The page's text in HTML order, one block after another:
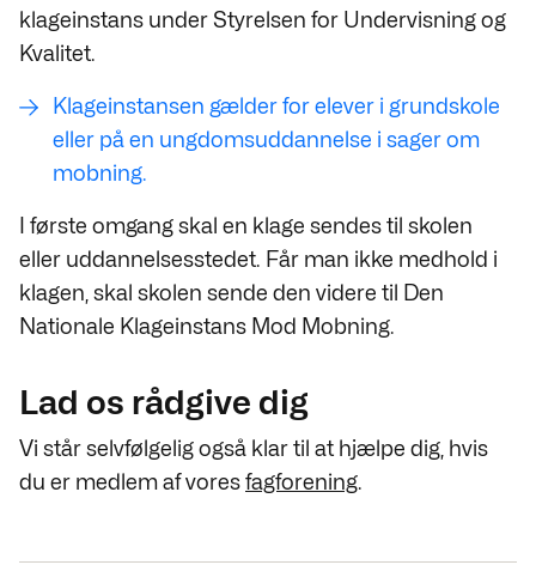
klageinstans under Styrelsen for Undervisning og
Kvalitet.
Klageinstansen gælder for elever i grundskole
eller på en ungdomsuddannelse i sager om
mobning.
I første omgang skal en klage sendes til skolen
eller uddannelsesstedet. Får man ikke medhold i
klagen, skal skolen sende den videre til Den
Nationale Klageinstans Mod Mobning.
Lad os rådgive dig
Vi står selvfølgelig også klar til at hjælpe dig, hvis
du er medlem af voresfagforening.